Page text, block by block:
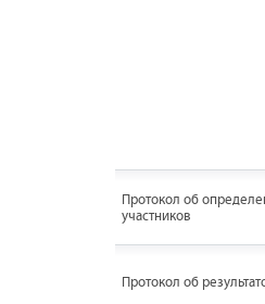
Протокол об
участников
Протокол об